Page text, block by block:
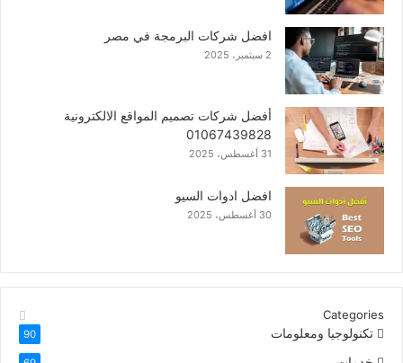
افضل شركات البرمجة في مصر
2 سبتمبر، 2025
أفضل شركات تصميم المواقع الالكترونية
01067439828
31 أغسطس، 2025
افضل ادوات السيو
30 أغسطس، 2025
Categories
تكنولوجيا ومعلومات
90